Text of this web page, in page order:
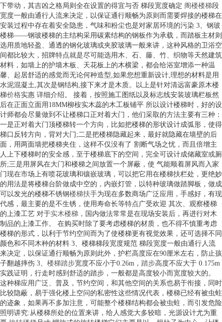
下带动，其吉凶之格局则全在设置的得宜与否 梯段宽度确定 阁楼楼梯段
宽度一般由通行人流来决定，以保证通行顺畅为原则而需要焊接的楼梯在
安装过程中存在着安全隐患，气味和粉尘也是对家居环境的污染 3、钢玻
楼梯——钢玻楼梯的主结构采用碳素结构的钢板作为承载，而踏板主材则
选用质地轻盈、通透的钢化玻璃或夹胶玻璃一般来讲，这种风格的卫浴空
间都比较大，招牌特点就是尽可能选用木、石、藤、竹、织物等天然建筑
材料，如墙上的护墙木板、天花板上的木横梁，都会给浴室增添一种温
馨、起居舒适的感觉而无论何种造型,如果您想重新设计,理想的材料是用
水泥混凝土,其次是钢结构,接下来才是木质。以上是针对清远富豪原木楼
梯价格实惠 详细介绍。 接着，按照施工图纸以及标志线安装玻璃栏板然
后在正面立面用18MM柳桉实木蕊的木工板铺平 所以设计楼梯时，好的设
计师都会尽量做到不让楼梯口正对着大门，他们采取的方法主要有三种：
一是正对着大门顶楼梯转一个方向，比如把楼梯的形状设计成弧形，使得
梯口反转方向，背对大门;二是把楼梯隐藏起来，最好就隐藏在墙壁的后
面，用两面墙把楼梯夹住，这样不仅没有了 割断气场之忧，而且倍增主
人上下楼梯时的安全感，至于楼梯底下的空间，完全可设计成储藏室或厕
所;三是用屏风在大门和楼梯之间放置一个屏蔽，使 气能顺着屏风而入家
门现在市场上有喷花玻璃和镶嵌玻璃，可以把它用在楼梯扶栏处，更绝妙
的用法是将楼梯台阶做成中空的，内嵌灯管，以特种玻璃做踏脚板，做成
可以发光的楼梯不锈钢楼梯扶手为现在多数商场广泛应用，手感好，有现
代感，最主要的是不生锈，使用寿命长等特点广受欢迎 其次、观察楼梯
的上漆工艺 对于实木楼梯 ，国内做法常常是在现场安装后，再进行对木
制品的上漆工作。 在购买时除了要考虑楼梯的材质，也不得不慎重考虑
楼梯的形式，以利于节约空间而为了使楼梯更有视觉效果，还可选择不同
颜色和不同木种的材料 3、楼梯梯段宽度规范 梯段宽度一般由通行人流
来决定，以保证通行顺畅为原则此外，护栏高度应在90厘米左右，防止孩
子翻越摔伤 3、 楼梯踏步宽度不应小于0.26m， 踏步高度不应大于 0.175m
实践证明，行走时感到舒适的踏步，一般都是高度较小而宽度较大的。
这种梯应用广泛、普及，节约空间，和其他空间的关系也易于衔接，同时
比较隐蔽，易于强化楼上空问的私密性这些情况代表，楼梯已经有被虫蛀
的迹象，如果再不多加注意，可能整个楼梯结构都会被虫蛀，而引发危险
照明讲究:从楼梯所处的位置来讲，给人感觉大多较暗，光源设计尤为重